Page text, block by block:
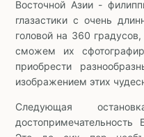
Восточной Азии -
глазастики с очень
головой на 360
сможем их
приобрести
изображением этих
Следующая